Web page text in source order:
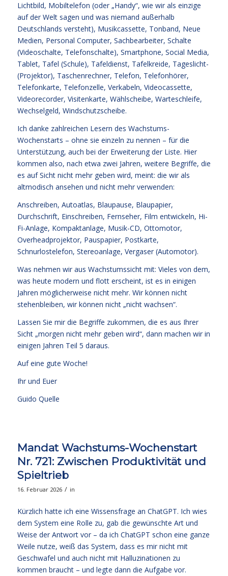
Lichtbild, Mobiltelefon (oder „Handy“, wie wir als einzige
auf der Welt sagen und was niemand außerhalb
Deutschlands versteht), Musikcassette, Tonband, Neue
Medien, Personal Computer, Sachbearbeiter, Schalte
(Videoschalte, Telefonschalte), Smartphone, Social Media,
Tablet, Tafel (Schule), Tafeldienst, Tafelkreide, Tageslicht-
(Projektor), Taschenrechner, Telefon, Telefonhörer,
Telefonkarte, Telefonzelle, Verkabeln, Videocassette,
Videorecorder, Visitenkarte, Wählscheibe, Warteschleife,
Wechselgeld, Windschutzscheibe.
Ich danke zahlreichen Lesern des Wachstums-
Wochenstarts – ohne sie einzeln zu nennen – für die
Unterstützung, auch bei der Erweiterung der Liste. Hier
kommen also, nach etwa zwei Jahren, weitere Begriffe, die
es auf Sicht nicht mehr geben wird, meint: die wir als
altmodisch ansehen und nicht mehr verwenden:
Anschreiben, Autoatlas, Blaupause, Blaupapier,
Durchschrift, Einschreiben, Fernseher, Film entwickeln, Hi-
Fi-Anlage, Kompaktanlage, Musik-CD, Ottomotor,
Overheadprojektor, Pauspapier, Postkarte,
Schnurlostelefon, Stereoanlage, Vergaser (Automotor).
Was nehmen wir aus Wachstumssicht mit: Vieles von dem,
was heute modern und flott erscheint, ist es in einigen
Jahren möglicherweise nicht mehr. Wir können nicht
stehenbleiben, wir können nicht „nicht wachsen“.
Lassen Sie mir die Begriffe zukommen, die es aus Ihrer
Sicht „morgen nicht mehr geben wird“, dann machen wir in
einigen Jahren Teil 5 daraus.
Auf eine gute Woche!
Ihr und Euer
Guido Quelle
Mandat Wachstums-Wochenstart
Nr. 721: Zwischen Produktivität und
Spieltrieb
16. Februar 2026 / in
Kürzlich hatte ich eine Wissensfrage an ChatGPT. Ich wies
dem System eine Rolle zu, gab die gewünschte Art und
Weise der Antwort vor – da ich ChatGPT schon eine ganze
Weile nutze, weiß das System, dass es mir nicht mit
Geschwafel und auch nicht mit Halluzinationen zu
kommen braucht – und legte dann die Aufgabe vor.